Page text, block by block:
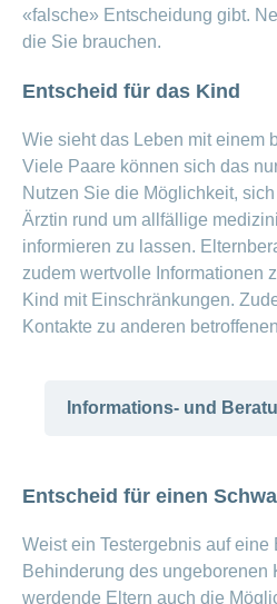
«falsche» Entscheidung gibt.
die Sie brauchen.
Entscheid für das Kind
Wie sieht das Leben mit einem
Viele Paare können sich das
Nutzen Sie die Möglichkeit,
Ärztin rund um allfällige
informieren zu lassen.
zudem wertvolle Informationen
Kind mit Einschränkungen.
Kontakte zu anderen
Informations- und
insieme Eltern-
mit einer geistigen
Angehörige
insieme21 – Eltern-
Menschen mit
Entscheid für einen
Weist ein Testergebnis auf eine
Behinderung des ungeborenen
werdende Eltern auch die